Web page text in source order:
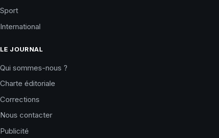
Sport
International
LE JOURNAL
Qui sommes-nous ?
Charte éditoriale
Corrections
Nous contacter
Publicité